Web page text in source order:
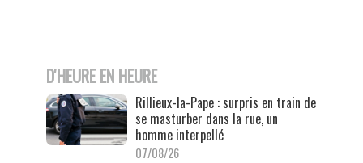
D'HEURE EN HEURE
Rillieux-la-Pape : surpris en train de
se masturber dans la rue, un
homme interpellé
07/08/26